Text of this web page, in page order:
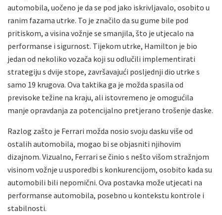
automobila, uočeno je da se pod jako iskrivljavalo, osobito u
ranim fazama utrke. To je značilo da su gume bile pod
pritiskom, a visina vožnje se smanjila, što je utjecalo na
performanse i sigurnost. Tijekom utrke, Hamilton je bio
jedan od nekoliko vozača koji su odlučili implementirati
strategiju s dvije stope, završavajući posljednji dio utrke s
samo 19 krugova. Ova taktika ga je možda spasila od
previsoke težine na kraju, ali istovremeno je omogućila
manje opravdanja za potencijalno pretjerano trošenje daske.
Razlog zašto je Ferrari možda nosio svoju dasku više od
ostalih automobila, mogao bi se objasniti njihovim
dizajnom. Vizualno, Ferrari se činio s nešto višom stražnjom
visinom vožnje u usporedbi s konkurencijom, osobito kada su
automobili bili nepomični. Ova postavka može utjecati na
performanse automobila, posebno u kontekstu kontrole i
stabilnosti.